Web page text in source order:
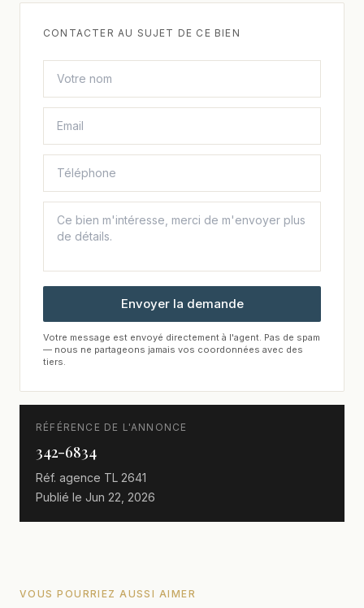
CONTACTER AU SUJET DE CE BIEN
Envoyer la demande
Votre message est envoyé directement à l'agent. Pas de spam
— nous ne partageons jamais vos coordonnées avec des
tiers.
RÉFÉRENCE DE L'ANNONCE
342-6834
Réf. agence TL 2641
Publié le Jun 22, 2026
VOUS POURRIEZ AUSSI AIMER